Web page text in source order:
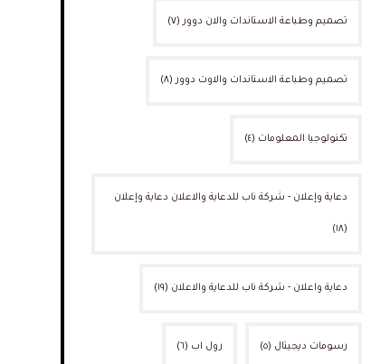
تصميم وطباعة الاستاندات والان دوور (٧)
تصميم وطباعة الاستاندات والاوت دوور (٨)
تكنولوجيا المعلومات (٤)
دعاية وإعلان - شركة ناب للدعاية والاعلان دعاية وإعلان
(١٨)
دعاية واعلان - شركة ناب للدعاية والاعلان (١٩)
رسومات ديجيتال (٥) رول اب (٦)